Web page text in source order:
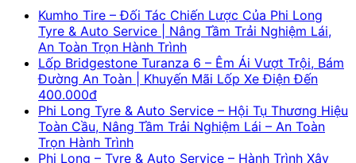
Kumho Tire – Đối Tác Chiến Lược Của Phi Long
Tyre & Auto Service | Nâng Tầm Trải Nghiệm Lái,
An Toàn Trọn Hành Trình
Lốp Bridgestone Turanza 6 – Êm Ái Vượt Trội, Bám
Đường An Toàn | Khuyến Mãi Lốp Xe Điện Đến
400.000đ
Phi Long Tyre & Auto Service – Hội Tụ Thương Hiệu
Toàn Cầu, Nâng Tầm Trải Nghiệm Lái – An Toàn
Trọn Hành Trình
Phi Long – Tyre & Auto Service – Hành Trình Xây